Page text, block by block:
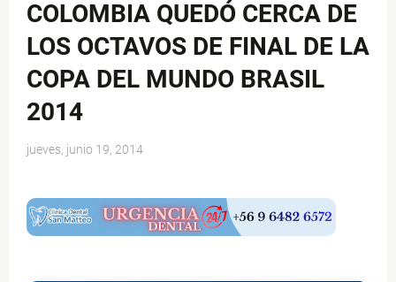
COLOMBIA QUEDÓ CERCA DE
LOS OCTAVOS DE FINAL DE LA
COPA DEL MUNDO BRASIL
2014
jueves, junio 19, 2014